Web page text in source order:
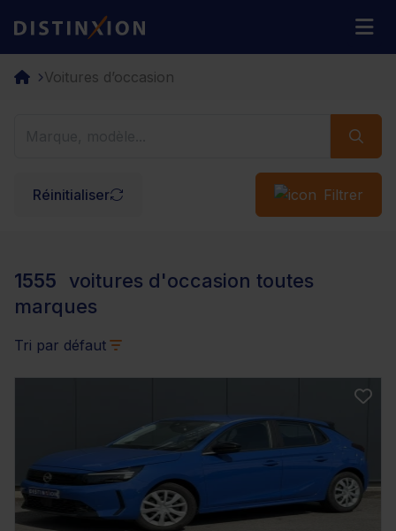
Distinxion
Voitures d’occasion
Réinitialiser Filtrer
1555
voitures d'occasion toutes
marques
Tri par défaut